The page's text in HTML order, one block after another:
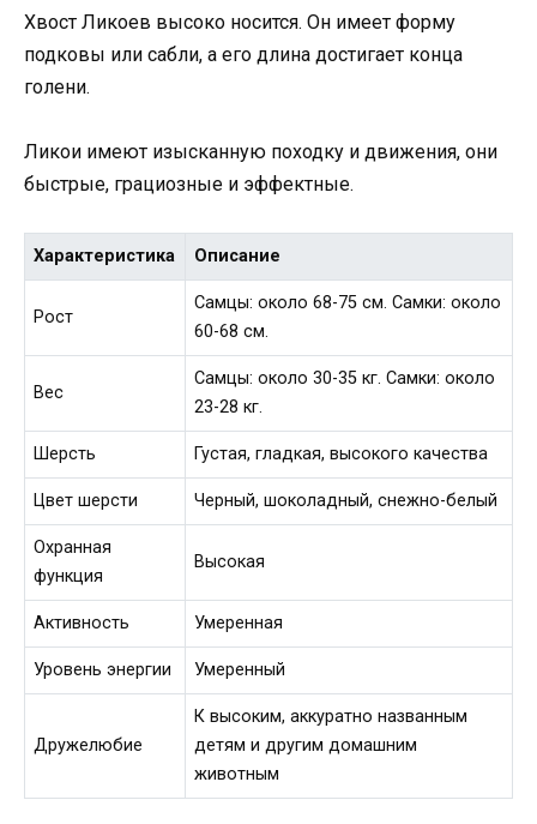
Хвост Ликоев высоко носится. Он имеет форму
подковы или сабли, а его длина достигает конца
голени.
Ликои имеют изысканную походку и движения, они
быстрые, грациозные и эффектные.
Характеристика Описание
Рост
Самцы: около 68-75 см. Самки: около
60-68 см.
Вес
Самцы: около 30-35 кг. Самки: около
23-28 кг.
Шерсть Густая, гладкая, высокого качества
Цвет шерсти Черный, шоколадный, снежно-белый
Охранная
функция
Высокая
Активность Умеренная
Уровень энергии Умеренный
Дружелюбие
К высоким, аккуратно названным
детям и другим домашним
животным